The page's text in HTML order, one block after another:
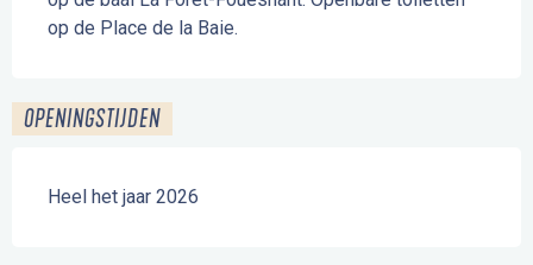
op de Place de la Baie.
OPENINGSTIJDEN
Heel het jaar 2026